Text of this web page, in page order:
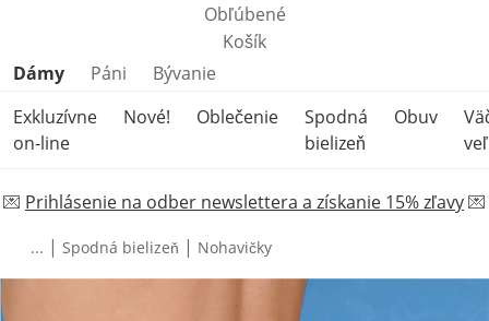
Obľúbené
Košík
Preskočiť kategórie produktov
Dámy Páni
Bývanie
Exkluzívne
on-line
Nové! Oblečenie
Spodná
bielizeň
Obuv
💌 Prihlásenie na odber newslettera a získanie 15% zľavy💌
... | Spodná bielizeň | Nohavičky